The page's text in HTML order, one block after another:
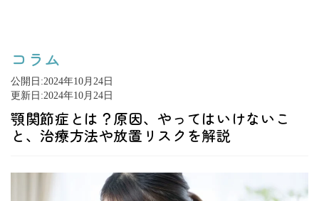
コラム
公開日:2024年10月24日
更新日:2024年10月24日
顎関節症とは？原因、やってはいけないこ
と、治療方法や放置リスクを解説